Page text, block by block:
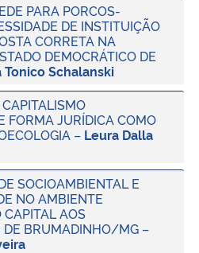
PARA PORCOS-
DE INSTITUIÇÃO
CORRETA NA
DEMOCRÁTICO DE
Tonico Schalanski
FORMA JURÍDICA COMO
– Leura Dalla
SOCIOAMBIENTAL E
NO AMBIENTE
CAPITAL AOS
DE BRUMADINHO/MG –